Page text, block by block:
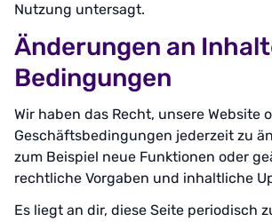
Nutzung untersagt.
Änderungen an
Bedingungen
Wir haben das Recht, unsere Website
Geschäftsbedingungen jederzeit zu
zum Beispiel neue Funktionen oder
rechtliche Vorgaben und inhaltliche
Es liegt an dir, diese Seite periodisch